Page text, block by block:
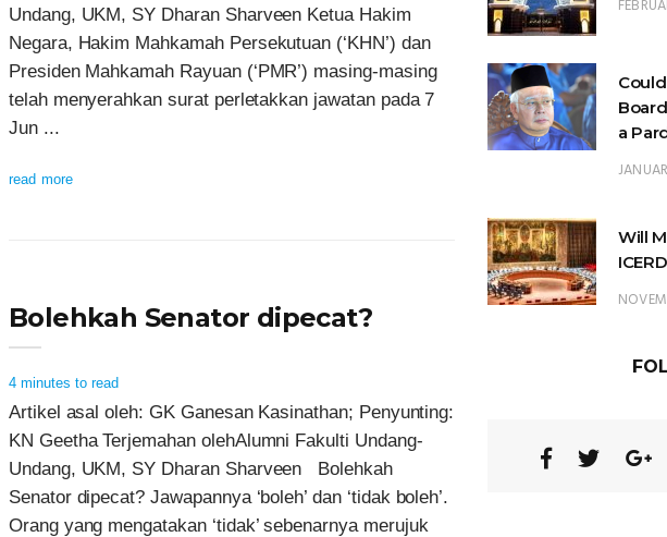
Undang, UKM, SY Dharan Sharveen Ketua Hakim
Negara, Hakim Mahkamah Persekutuan (‘KHN’) dan
Presiden Mahkamah Rayuan (‘PMR’) masing-masing
telah menyerahkan surat perletakkan jawatan pada 7
Jun ...
read more
Bolehkah Senator dipecat?
4 minutes to read
Artikel asal oleh: GK Ganesan Kasinathan; Penyunting:
KN Geetha Terjemahan olehAlumni Fakulti Undang-
Undang, UKM, SY Dharan Sharveen Bolehkah
Senator dipecat? Jawapannya ‘boleh’ dan ‘tidak boleh’.
Orang yang mengatakan ‘tidak’ sebenarnya merujuk
a
Will